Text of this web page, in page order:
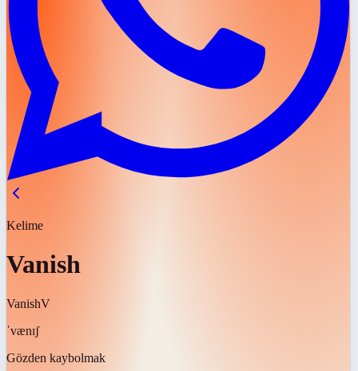
Kelime
Vanish
VanishV
ˈvænɪʃ
Gözden kaybolmak